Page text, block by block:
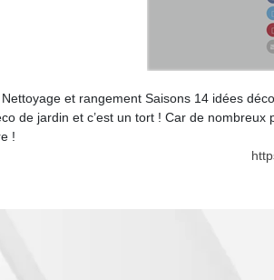
et rangement Saisons 14 idées
de jardin et c’est un tort ! Car de
!